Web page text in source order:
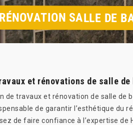
SALLE DE
et rénovations de salle
de travaux et rénovation de salle
de garantir l’esthétique du
de faire confiance à l’expertise